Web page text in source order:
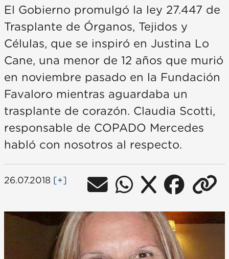
El Gobierno promulgó la ley 27.447 de
Trasplante de Órganos, Tejidos y
Células, que se inspiró en Justina Lo
Cane, una menor de 12 años que murió
en noviembre pasado en la Fundación
Favaloro mientras aguardaba un
trasplante de corazón. Claudia Scotti,
responsable de COPADO Mercedes
habló con nosotros al respecto.
26.07.2018 [+]